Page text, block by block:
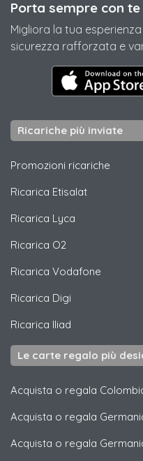
Porta sempre con
Migliora la tua
sicurezza rafforzata e
Ricariche più inviate
Promozioni ricariche
Ricarica Etisalat
Ricarica Lyca
Ricarica O2
Ricarica Vodafone
Ricarica Digi
Ricarica Iliad
Le carte regalo più
Acquista o regala
Acquista o regala
Acquista o regala